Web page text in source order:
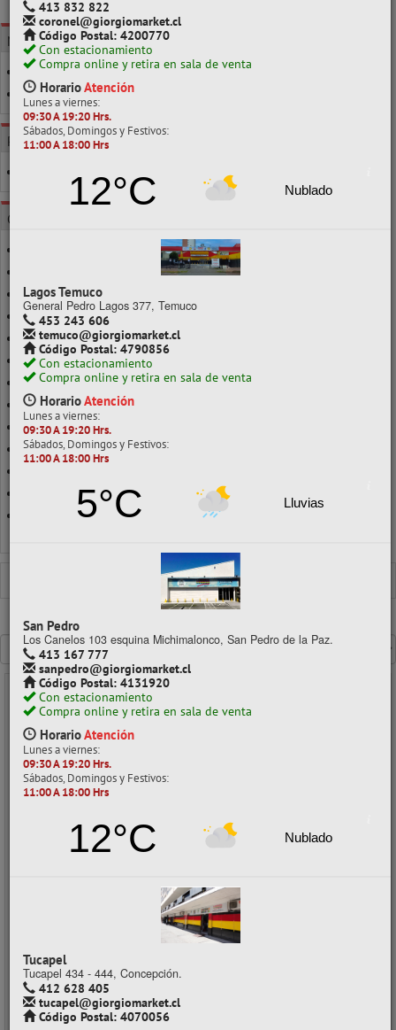
413 832 822
coronel@giorgiomarket.cl
Código Postal: 4200770
Con estacionamiento
Compra online y retira en sala de venta
HorarioAtención
Lunes a viernes:
09:30 A 19:20 Hrs.
Sábados, Domingos y Festivos:
11:00 A 18:00 Hrs
12°C Nublado
Lagos Temuco
General Pedro Lagos 377, Temuco
453 243 606
temuco@giorgiomarket.cl
Código Postal: 4790856
Con estacionamiento
Compra online y retira en sala de venta
HorarioAtención
Lunes a viernes:
09:30 A 19:20 Hrs.
Sábados, Domingos y Festivos:
11:00 A 18:00 Hrs
5°C Lluvias
San Pedro
Los Canelos 103 esquina Michimalonco, San Pedro de la Paz.
413 167 777
sanpedro@giorgiomarket.cl
Código Postal: 4131920
Con estacionamiento
Compra online y retira en sala de venta
HorarioAtención
Lunes a viernes:
09:30 A 19:20 Hrs.
Sábados, Domingos y Festivos:
11:00 A 18:00 Hrs
12°C Nublado
Tucapel
Tucapel 434 - 444, Concepción.
412 628 405
tucapel@giorgiomarket.cl
Código Postal: 4070056
MARCA
ATLANTIK
TORRE
POR CLASE
CATEGORÍAS
23/10
23/13
23/15
23/16
23/17
26/6
530/06
530/08
Mostrando un máximo de 40 resultados por página
GRAPAS 26/6 1000 U ATLANTIK
Despacho a domicilio (Stock: 500+)
Retiro en tienda (Stock: 38)
$290